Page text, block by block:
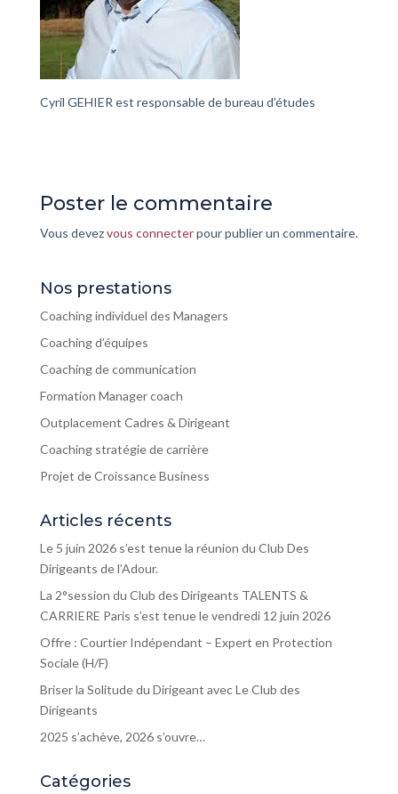
Cyril GEHIER est responsable de bureau d’études
Poster le commentaire
Vous devezvous connecterpour publier un commentaire.
Nos prestations
Coaching individuel des Managers
Coaching d’équipes
Coaching de communication
Formation Manager coach
Outplacement Cadres & Dirigeant
Coaching stratégie de carrière
Projet de Croissance Business
Articles récents
Le 5 juin 2026 s’est tenue la réunion du Club Des
Dirigeants de l’Adour.
La 2°session du Club des Dirigeants TALENTS &
CARRIERE Paris s’est tenue le vendredi 12 juin 2026
Offre : Courtier Indépendant – Expert en Protection
Sociale (H/F)
Briser la Solitude du Dirigeant avec Le Club des
Dirigeants
2025 s’achève, 2026 s’ouvre…
Catégories